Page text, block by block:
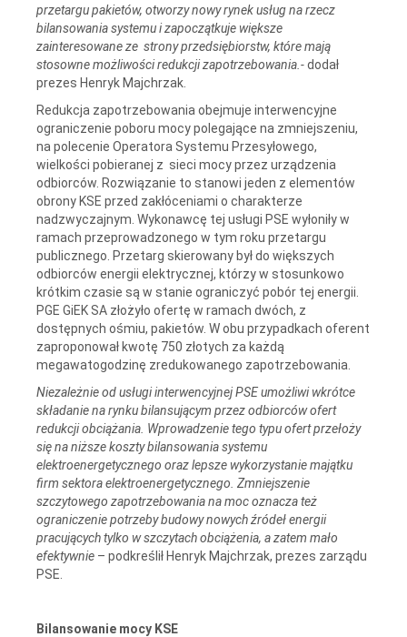
przetargu pakietów, otworzy nowy rynek usług na rzecz
bilansowania systemu i zapoczątkuje większe
zainteresowane ze strony przedsiębiorstw, które mają
stosowne możliwości redukcji zapotrzebowania.-dodał
prezes Henryk Majchrzak.
Redukcja zapotrzebowania obejmuje interwencyjne
ograniczenie poboru mocy polegające na zmniejszeniu,
na polecenie Operatora Systemu Przesyłowego,
wielkości pobieranej z sieci mocy przez urządzenia
odbiorców. Rozwiązanie to stanowi jeden z elementów
obrony KSE przed zakłóceniami o charakterze
nadzwyczajnym. Wykonawcę tej usługi PSE wyłoniły w
ramach przeprowadzonego w tym roku przetargu
publicznego. Przetarg skierowany był do większych
odbiorców energii elektrycznej, którzy w stosunkowo
krótkim czasie są w stanie ograniczyć pobór tej energii.
PGE GiEK SA złożyło ofertę w ramach dwóch, z
dostępnych ośmiu, pakietów. W obu przypadkach oferent
zaproponował kwotę 750 złotych za każdą
megawatogodzinę zredukowanego zapotrzebowania.
Niezależnie od usługi interwencyjnej PSE umożliwi wkrótce
składanie na rynku bilansującym przez odbiorców ofert
redukcji obciążania. Wprowadzenie tego typu ofert przełoży
się na niższe koszty bilansowania systemu
elektroenergetycznego oraz lepsze wykorzystanie majątku
firm sektora elektroenergetycznego. Zmniejszenie
szczytowego zapotrzebowania na moc oznacza też
ograniczenie potrzeby budowy nowych źródeł energii
pracujących tylko w szczytach obciążenia, a zatem mało
efektywnie – podkreślił Henryk Majchrzak, prezes zarządu
PSE.
Bilansowanie mocy KSE